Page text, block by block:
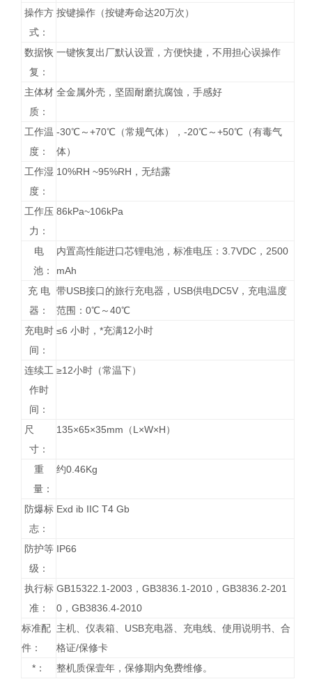
操作方
式：
按键操作（按键寿命达20万次）
数据恢
复：
一键恢复出厂默认设置，方便快捷，不用担心误操作
主体材
质：
全金属外壳，坚固耐磨抗腐蚀，手感好
工作温
度：
-30℃～+70℃（常规气体），-20℃～+50℃（有毒气
体）
工作湿
度：
10%RH ~95%RH，无结露
工作压
力：
86kPa~106kPa
电
池：
内置高性能进口芯锂电池，标准电压：3.7VDC，2500
mAh
充 电
器：
带USB接口的旅行充电器，USB供电DC5V，充电温度
范围：0℃～40℃
充电时
间：
≤6 小时，*充满12小时
连续工
作时
间：
≥12小时（常温下）
尺
寸：
135×65×35mm（L×W×H）
重
量：
约0.46Kg
防爆标
志：
Exd ib IIC T4 Gb
防护等
级：
IP66
执行标
准：
GB15322.1-2003，GB3836.1-2010，GB3836.2-201
0，GB3836.4-2010
标准配
件：
主机、仪表箱、USB充电器、充电线、使用说明书、合
格证/保修卡
*：
整机质保壹年，保修期内免费维修。